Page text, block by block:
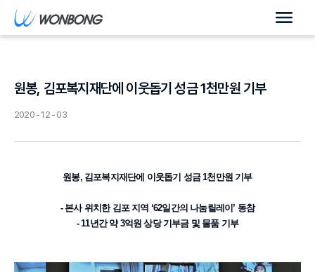
원봉, 김포복지재단에 이웃돕기 성금 1천만원 기부
2020 - 12 - 03
원봉, 김포복지재단에 이웃돕기 성금 1천만원 기부
- 본사 위치한 김포 지역 ‘62일간의 나눔릴레이’ 동참
- 11년간 약 3억원 상당 기부금 및 물품 기부